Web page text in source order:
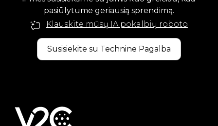
pasiūlytume geriausią sprendimą.
Klauskite mūsų IA pokalbių roboto
Susisiekite su Technine Pagalba